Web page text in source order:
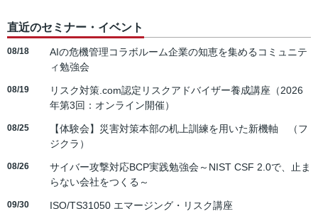
直近のセミナー・イベント
08/18
AIの危機管理コラボルーム企業の知恵を集めるコミュニテ
ィ勉強会
08/19
リスク対策.com認定リスクアドバイザー養成講座（2026
年第3回：オンライン開催）
08/25
【体験会】災害対策本部の机上訓練を用いた新機軸 （フ
ジクラ）
08/26
サイバー攻撃対応BCP実践勉強会～NIST CSF 2.0で、止ま
らない会社をつくる～
09/30 ISO/TS31050 エマージング・リスク講座